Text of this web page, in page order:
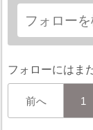
フォローにはま
前へ 1